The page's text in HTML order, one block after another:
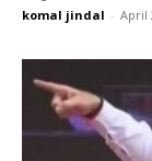
komal jindal - April